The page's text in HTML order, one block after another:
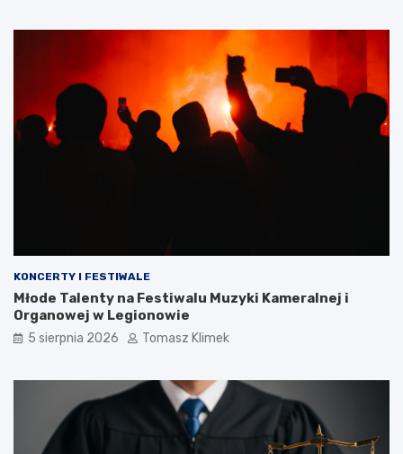
KONCERTY I FESTIWALE
Młode Talenty na Festiwalu Muzyki Kameralnej i
Organowej w Legionowie
5 sierpnia 2026 Tomasz Klimek